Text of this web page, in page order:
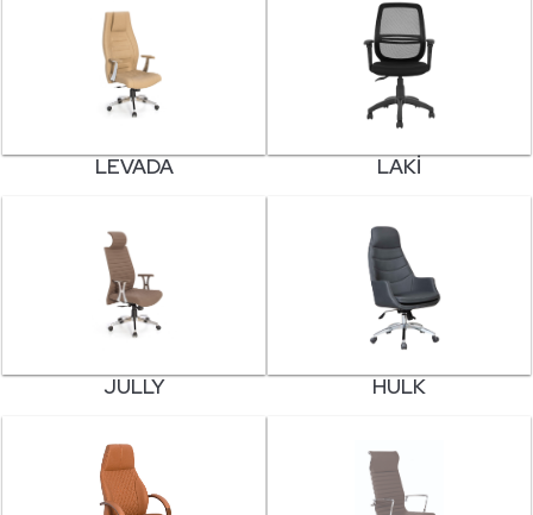
LEVADA LAKI
JULLY HULK